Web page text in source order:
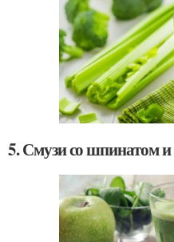
5. Смузи со шпинатом